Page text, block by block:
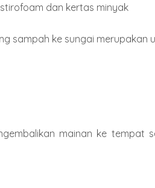
dan kertas minyak
sampah ke sungai merupakan
mainan ke tempat